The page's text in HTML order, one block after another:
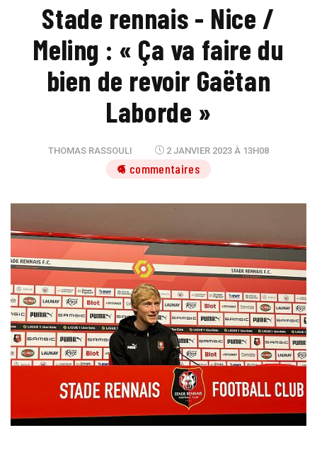
Stade rennais - Nice /
Meling : « Ça va faire du
bien de revoir Gaëtan
Laborde »
THOMAS RASSOULI 2 JANVIER 2023 À 13H08
5 commentaires